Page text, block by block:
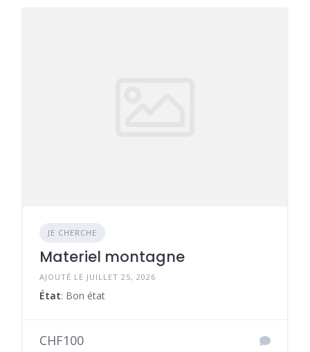
JE CHERCHE
Materiel montagne
AJOUTÉ LE JUILLET 25, 2026
État: Bon état
CHF100